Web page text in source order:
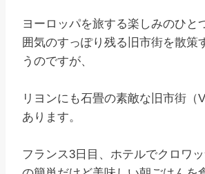
ヨーロッパを旅する楽しみのひと
囲気のすっぽり残る旧市街を散策
うのですが、
リヨンにも石畳の素敵な旧市街（
あります。
フランス3日目、ホテルでクロワ